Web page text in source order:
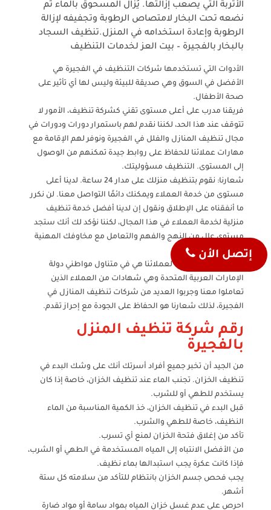
الأتربة التي يصعب إزالتها. يُزال المسحوق بالماء ثم
نضعه تحت البخار لامتصاص الرطوبة وتجفيفه لإزالة
الرطوبة وإعادة استخدامه في المنزل.تنظيف السجاد
بالبخار بالفجيرة – بيت العز لخدمات التنظيف
الأدوات التي تستخدمها شركات التنظيف في الفجيرة هي
الأفضل في السوق وهي صديقة للبيئة وليس لها أي تأثير على
صحة الأطفال.
فريقنا مدرب على أعلى مستوى تقني كشركة تنظيف، الأمور لا
تتوقف عند هذا الحد، لكننا نقدم لهم باستمرار دورات ودورات في
مجال تنظيف المنازل والفلل في الفجيرة ونوفر لهم الإقامة مع
مهارات عملائنا للحفاظ على روابط جيدة تمكنهم من الوصول
إلى المستوى. التنظيف مسؤوليتك.
شعارنا: نقوم بتنظيف منزلك على مدار 24 ساعة. لدينا أعلى
مستوى من خدمة العملاء ويمكنك دائمًا التواصل معنا. لن نكرر
ما أنفقناه على الإطلاق ونقول إن لدينا أفضل خدمة تنظيف
منزلية لخدمة العملاء في هذا المجال، لكننا نؤكد لك أنك ستجد
مستوى عالٍ من النهج والفهم والتعامل مع مخاوفك المهنية
والاحترافية.
الأسعار التي نقدمها لعملائنا هي في متناول مواطني دولة
الإمارات العربية المتحدة وهي شهادات من العملاء الذين
تعاملوا معنا وجربوا العديد من شركات تنظيف المنازل في
الفجيرة، لذلك شعارنا هو الحفاظ على الجودة مع إحراز تقدم.
رقم شركة تنظيف المنزل
بالفجيرة
من الجيد أن تخبر جميع أفراد أسرتك أنك على وشك البدء في
تنظيف الخزان. تجنب الماء عند تنظيف الخزان، خاصة إذا كان
يستخدم للطهي أو للشرب.
قبل البدء في تنظيف الخزان، خذ الكمية المناسبة من الماء
النظيف، خاصة للطهي والشرب.
تأكد من إغلاق فتحة الخزان لمنع أي تسرب.
من الأفضل الانتباه إلى المياه المستخدمة في الطهي أو الشرب،
فإذا كانت عكرة يجب استبدالها بماء نظيف.
يجب فحص جسم الخزان بانتظام للتأكد من سلامته كل ستة
أشهر.
احرص على عدم غسل خزان المياه بمواد سامة أو مواد ضارة
إتصل الأن